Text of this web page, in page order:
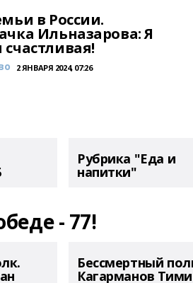
в России.
Ильназарова: Я
счастливая!
2 ЯНВАРЯ 2024, 07:26
Рубрика "Еда и
напитки"
- 77!
Бессмертный
Кагарманов